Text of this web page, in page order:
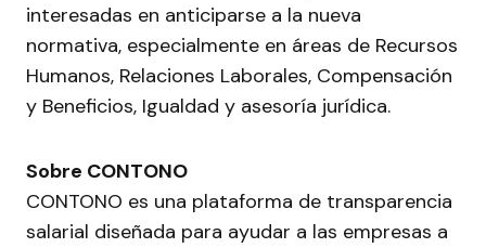
interesadas en anticiparse a la nueva
normativa, especialmente en áreas de Recursos
Humanos, Relaciones Laborales, Compensación
y Beneficios, Igualdad y asesoría jurídica.
Sobre CONTONO
CONTONO es una plataforma de transparencia
salarial diseñada para ayudar a las empresas a